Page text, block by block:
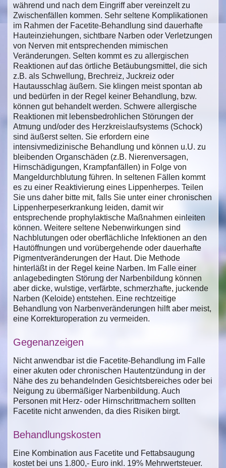
während und nach dem Eingriff aber vereinzelt zu
Zwischenfällen kommen. Sehr seltene Komplikationen
im Rahmen der Facetite-Behandlung sind dauerhafte
Hauteinziehungen, sichtbare Narben oder Verletzungen
von Nerven mit entsprechenden mimischen
Veränderungen. Selten kommt es zu allergischen
Reaktionen auf das örtliche Betäubungsmittel, die sich
z.B. als Schwellung, Brechreiz, Juckreiz oder
Hautausschlag äußern. Sie klingen meist spontan ab
und bedürfen in der Regel keiner Behandlung, bzw.
können gut behandelt werden. Schwere allergische
Reaktionen mit lebensbedrohlichen Störungen der
Atmung und/oder des Herzkreislaufsystems (Schock)
sind äußerst selten. Sie erfordern eine
intensivmedizinische Behandlung und können u.U. zu
bleibenden Organschäden (z.B. Nierenversagen,
Hirnschädigungen, Krampfanfällen) in Folge von
Mangeldurchblutung führen. In seltenen Fällen kommt
es zu einer Reaktivierung eines Lippenherpes. Teilen
Sie uns daher bitte mit, falls Sie unter einer chronischen
Lippenherpeserkrankung leiden, damit wir
entsprechende prophylaktische Maßnahmen einleiten
können. Weitere seltene Nebenwirkungen sind
Nachblutungen oder oberflächliche Infektionen an den
Hautöffnungen und vorübergehende oder dauerhafte
Pigmentveränderungen der Haut. Die Methode
hinterläßt in der Regel keine Narben. Im Falle einer
anlagebedingten Störung der Narbenbildung können
aber dicke, wulstige, verfärbte, schmerzhafte, juckende
Narben (Keloide) entstehen. Eine rechtzeitige
Behandlung von Narbenveränderungen hilft aber meist,
eine Korrekturoperation zu vermeiden.
Gegenanzeigen
Nicht anwendbar ist die Facetite-Behandlung im Falle
einer akuten oder chronischen Hautentzündung in der
Nähe des zu behandelnden Gesichtsbereiches oder bei
Neigung zu übermäßiger Narbenbildung. Auch
Personen mit Herz- oder Hirnschrittmachern sollten
Facetite nicht anwenden, da dies Risiken birgt.
Behandlungskosten
Eine Kombination aus Facetite und Fettabsaugung
kostet bei uns 1.800,- Euro inkl. 19% Mehrwertsteuer.